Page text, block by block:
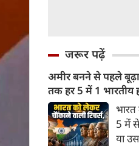
जरूर पढ़ें
अमीर बनने से पहले
तक हर 5 में 1 भारतीय
का
5 में
या